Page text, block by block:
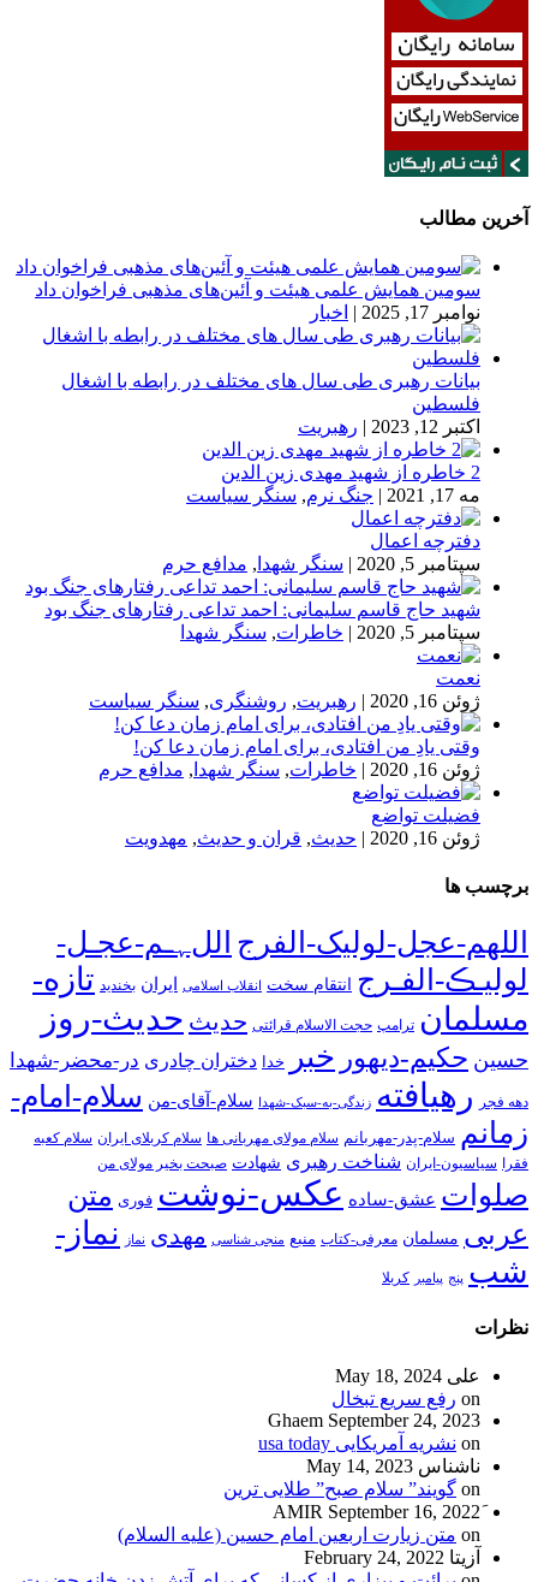
آخرین مطالب
سومین همایش علمی هیئت و آئین‌های مذهبی فراخوان داد
نوامبر 17, 2025
| اخبار
بیانات رهبری طی سال های مختلف در رابطه با اشغال
فلسطین
اکتبر 12, 2023
| رهبریت
2 خاطره از شهید مهدی زین الدین
مه 17, 2021
| جنگ نرم, سنگر سیاست
دفترچه اعمال
سپتامبر 5, 2020
| سنگر شهدا , مدافع حرم
شهید حاج قاسم سلیمانی: احمد تداعی رفتارهای جنگ بود
سپتامبر 5, 2020
| خاطرات, سنگر شهدا
نعمت
ژوئن 16, 2020
| رهبریت, روشنگری, سنگر سیاست
وقتی یادِ من افتادی، برای امام زمان دعا کن!
ژوئن 16, 2020
| خاطرات, سنگر شهدا , مدافع حرم
فضیلت تواضع
ژوئن 16, 2020
| حدیث, قران و حدیث, مهدویت
برچسب ها
اللهم-عجل-لولیک-الفرج اللﮩـم-عجـل-
لولیـڪ-الفـرج انتقام سخت انقلاب اسلامی ایران بخندید تازه-
مسلمان ترامپ حجت الاسلام قرائتی حدیث حدیث-روز
حسین حکیم-دیهور خبر خدا دختران چادری در-محضر-شهدا
دهه فجر رهیافته زندگی-به-سبک-شهدا سلام-آقای-من سلام-امام-
زمانم سلام-پدر-مهربانم سلام مولای مهربانی ها سلام کربلای ایران سلام کعبه
فقرا سیاسیون-ایران شناخت رهبری شهادت صبحت بخیر مولای من
صلوات عشق-ساده عکس-نوشت فوری متن
عربی مسلمان معرفی-کتاب منبع منجی شناسی مهدی نماز
نماز-
شب پنج پیامبر کربلا
نظرات
علی May 18, 2024
on رفع سریع تبخال
Ghaem September 24, 2023
on نشریه آمریکایی usa today
ناشناس May 14, 2023
on گویند” سلام صبح” طلایی ترین
September 16, 2022
on متن زیارت اربعین امام حسین (علیه السلام)
آزیتا February 24, 2022